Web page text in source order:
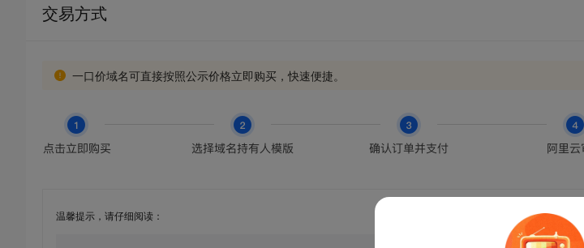
交易方式
一口价域名可直接按照公示价格立即购买，快速便捷。
温馨提示，请仔细阅读：